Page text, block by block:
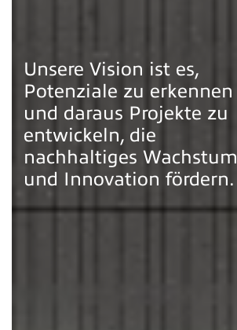
Unsere Vision ist es,
Potenziale zu erkennen
und daraus Projekte zu
entwickeln, die
nachhaltiges Wachstum
und Innovation fördern.